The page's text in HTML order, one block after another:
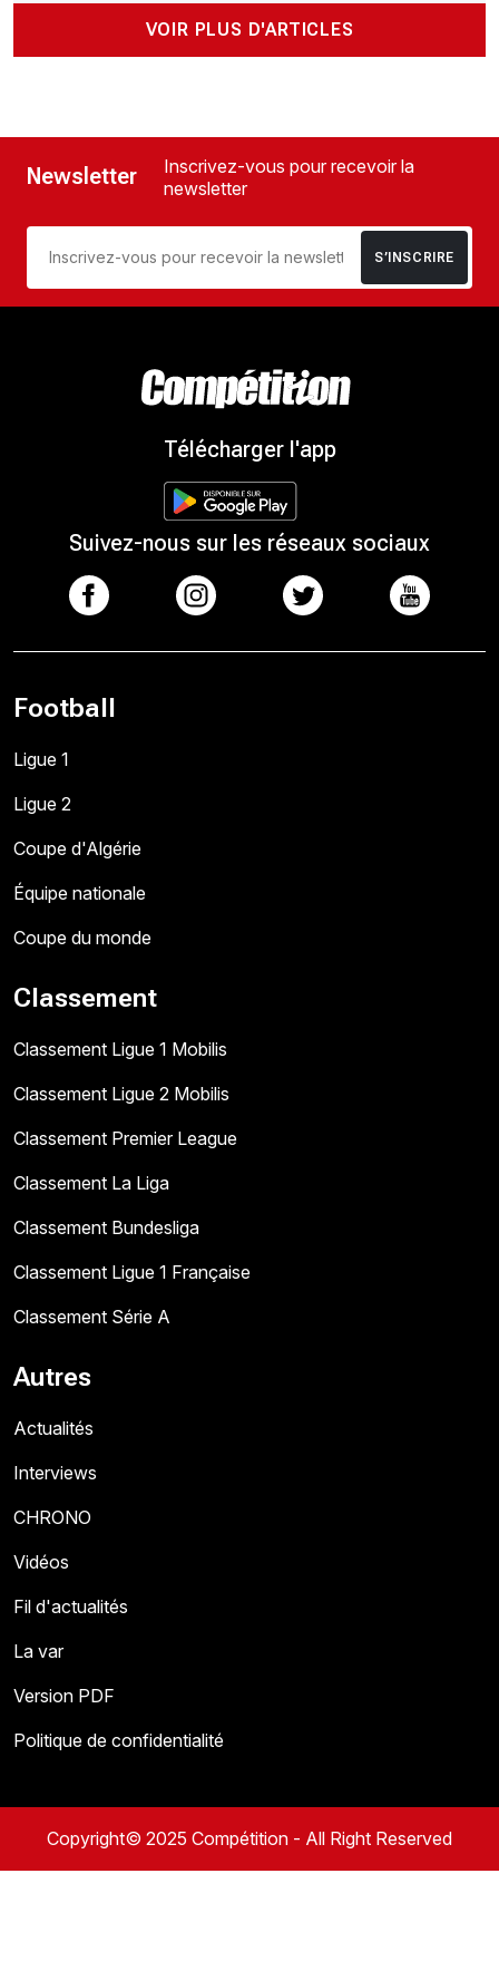
VOIR PLUS D'ARTICLES
Newsletter
Inscrivez-vous pour recevoir la
newsletter
S’INSCRIRE
Télécharger l'app
Suivez-nous sur les réseaux sociaux
Football
Ligue 1
Ligue 2
Coupe d'Algérie
Équipe nationale
Coupe du monde
Classement
Classement Ligue 1 Mobilis
Classement Ligue 2 Mobilis
Classement Premier League
Classement La Liga
Classement Bundesliga
Classement Ligue 1 Française
Classement Série A
Autres
Actualités
Interviews
CHRONO
Vidéos
Fil d'actualités
La var
Version PDF
Politique de confidentialité
Copyright© 2025 Compétition - All Right Reserved